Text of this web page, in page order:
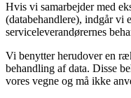
Hvis vi samarbejder med
(databehandlere), indgår vi
serviceleverandørernes
Vi benytter herudover en
behandling af data. Disse
vores vegne og må ikke